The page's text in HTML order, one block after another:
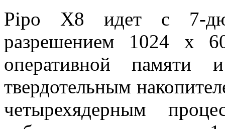
Pipo X8 идет с 7-
разрешением 1024 x
оперативной
твердотельным
четырехядерным